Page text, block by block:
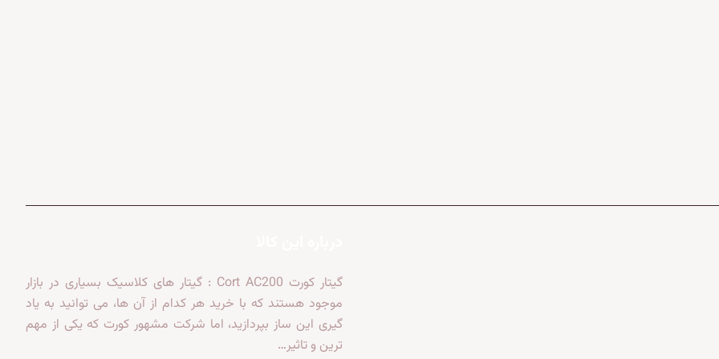
گیتار کورت Cort AC200 : گیتار های کلاسیک بسیاری در بازار
موجود هستند که با خرید هر کدام از آن ها، می توانید به یاد
گیری این ساز بپردازید، اما شرکت مشهور کورت که یکی از مهم
ترین و تاثیر…